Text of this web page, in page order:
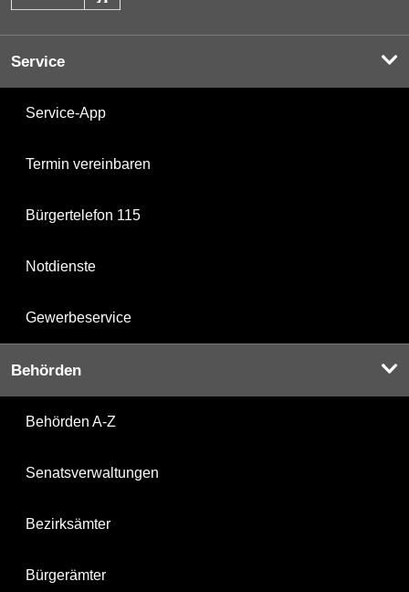
Service
Service-App
Termin vereinbaren
Bürgertelefon 115
Notdienste
Gewerbeservice
Behörden
Behörden A-Z
Senatsverwaltungen
Bezirksämter
Bürgerämter